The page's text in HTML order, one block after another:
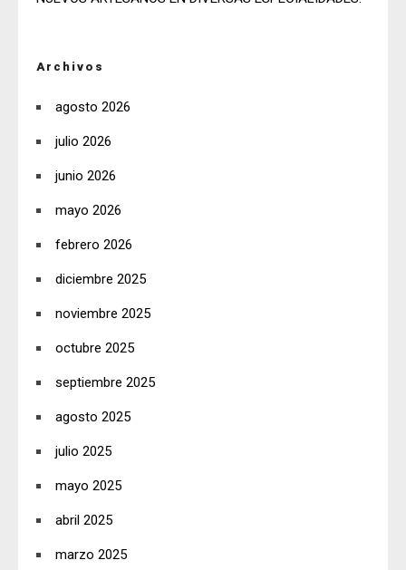
Archivos
agosto 2026
julio 2026
junio 2026
mayo 2026
febrero 2026
diciembre 2025
noviembre 2025
octubre 2025
septiembre 2025
agosto 2025
julio 2025
mayo 2025
abril 2025
marzo 2025